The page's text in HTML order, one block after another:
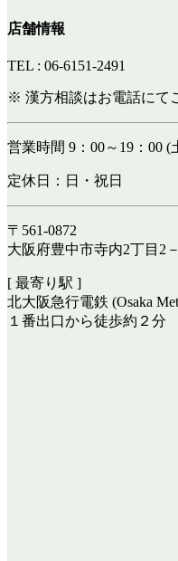
店舗情報
TEL : 06-6151-2491
※ 漢方相談はお電話にて
営業時間 9：00～19：00 (
定休日：日・祝日
〒561-0872
大阪府豊中市寺内2丁目2
[ 最寄り駅 ]
北大阪急行電鉄 (Osaka
１番出口から徒歩約２分